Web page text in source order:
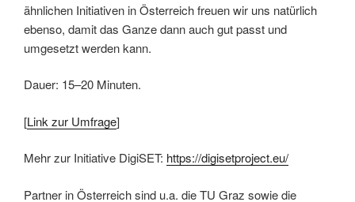
ähnlichen Initiativen in Österreich freuen wir uns natürlich
ebenso, damit das Ganze dann auch gut passt und
umgesetzt werden kann.
Dauer: 15–20 Minuten.
[Link zur Umfrage]
Mehr zur Initiative DigiSET: https://digisetproject.eu/
Partner in Österreich sind u.a. die TU Graz sowie die